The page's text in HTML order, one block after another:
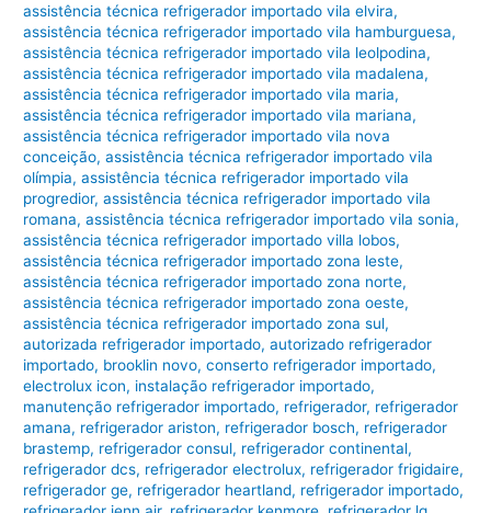
assistência técnica refrigerador importado vila elvira,
assistência técnica refrigerador importado vila hamburguesa,
assistência técnica refrigerador importado vila leolpodina,
assistência técnica refrigerador importado vila madalena,
assistência técnica refrigerador importado vila maria,
assistência técnica refrigerador importado vila mariana,
assistência técnica refrigerador importado vila nova
conceição,assistência técnica refrigerador importado vila
olímpia,assistência técnica refrigerador importado vila
progredior,assistência técnica refrigerador importado vila
romana,assistência técnica refrigerador importado vila sonia,
assistência técnica refrigerador importado villa lobos,
assistência técnica refrigerador importado zona leste,
assistência técnica refrigerador importado zona norte,
assistência técnica refrigerador importado zona oeste,
assistência técnica refrigerador importado zona sul,
autorizada refrigerador importado,autorizado refrigerador
importado, brooklin novo,conserto refrigerador importado,
electrolux icon, instalação refrigerador importado,
manutenção refrigerador importado, refrigerador, refrigerador
amana, refrigerador ariston, refrigerador bosch, refrigerador
brastemp, refrigerador consul, refrigerador continental,
refrigerador dcs, refrigerador electrolux, refrigerador frigidaire,
refrigerador ge, refrigerador heartland, refrigerador importado,